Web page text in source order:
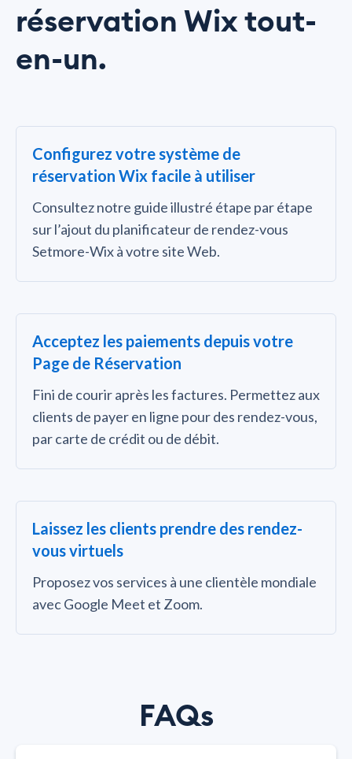
réservation Wix tout-
en-un.
Configurez votre système de
réservation Wix facile à utiliser
Consultez notre guide illustré étape par étape
sur l’ajout du planificateur de rendez-vous
Setmore-Wix à votre site Web.
Acceptez les paiements depuis votre
Page de Réservation
Fini de courir après les factures. Permettez aux
clients de payer en ligne pour des rendez-vous,
par carte de crédit ou de débit.
Laissez les clients prendre des rendez-
vous virtuels
Proposez vos services à une clientèle mondiale
avec Google Meet et Zoom.
FAQs